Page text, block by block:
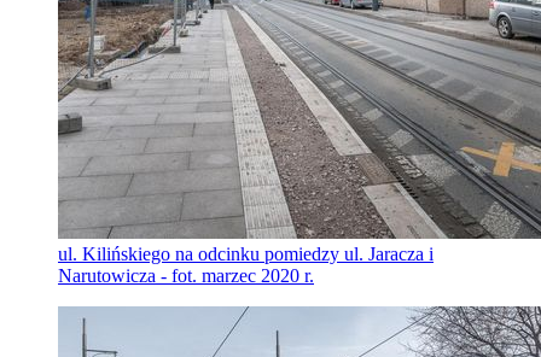
ul. Kilińskiego na odcinku pomiedzy ul. Jaracza i
Narutowicza - fot. marzec 2020 r.